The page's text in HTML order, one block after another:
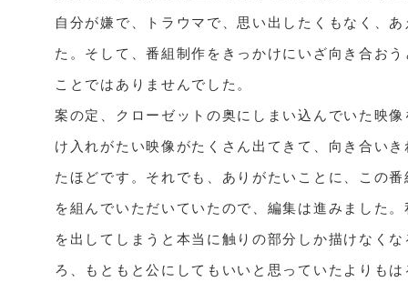
自分が嫌で、トラウマで、思い出したくもなく、
た。そして、番組制作をきっかけにいざ向き合お
ことではありませんでした。
案の定、クローゼットの奥にしまい込んでいた映
け入れがたい映像がたくさん出てきて、向き合い
たほどです。それでも、ありがたいことに、この
を組んでいただいていたので、編集は進みました
を出してしまうと本当に触りの部分しか描けなく
ろ、もともと公にしてもいいと思っていたよりも